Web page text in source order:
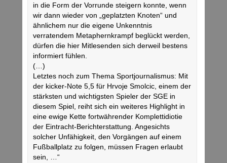
in die Form der Vorrunde steigern konnte, wenn
wir dann wieder von „geplatzten Knoten“ und
ähnlichem nur die eigene Unkenntnis
verratendem Metaphernkrampf beglückt werden,
dürfen die hier Mitlesenden sich derweil bestens
informiert fühlen.
(…)
Letztes noch zum Thema Sportjournalismus: Mit
der kicker-Note 5,5 für Hrvoje Smolcic, einem der
stärksten und wichtigsten Spieler der SGE in
diesem Spiel, reiht sich ein weiteres Highlight in
eine ewige Kette fortwährender Komplettidiotie
der Eintracht-Berichterstattung. Angesichts
solcher Unfähigkeit, den Vorgängen auf einem
Fußballplatz zu folgen, müssen Fragen erlaubt
sein, …“